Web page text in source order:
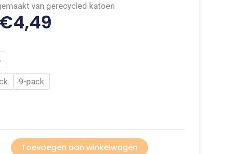
van gerecycled katoen
€4,49
9-pack
Toevoegen aan winkelwagen